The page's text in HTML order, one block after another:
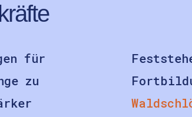
für
zu